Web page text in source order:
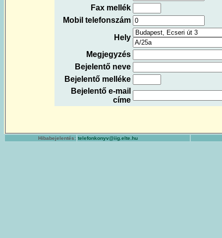
Fax mellék
Mobil telefonszám
Hely
Megjegyzés
Bejelentő neve
Bejelentő melléke
Bejelentő e-mail
címe
Hibabejelentés: telefonkonyv@iig.elte.hu